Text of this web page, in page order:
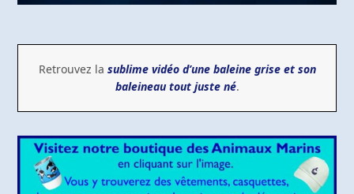
Retrouvez la sublime vidéo d’une baleine grise et son
baleineau tout juste né.